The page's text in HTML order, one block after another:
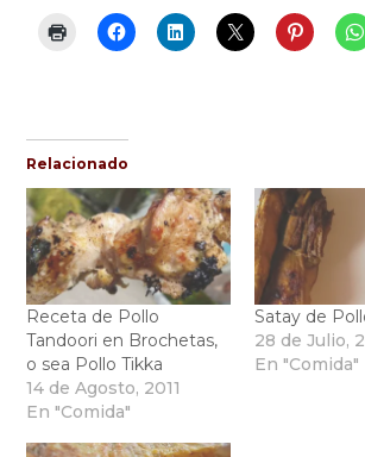
Relacionado
Receta de Pollo
Tandoori en Brochetas,
o sea Pollo Tikka
14 de Agosto, 2011
En "Comida"
Satay de
28 de Julio,
En "Comida"